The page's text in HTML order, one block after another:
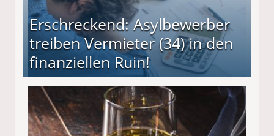
Erschreckend: Asylbewerber
treiben Vermieter (34) in den
finanziellen Ruin!
(34) in den finanziellen Ruin!